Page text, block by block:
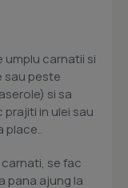
carnatii si
sau peste
si sa
in ulei sau
place..
se fac
pana ajung la